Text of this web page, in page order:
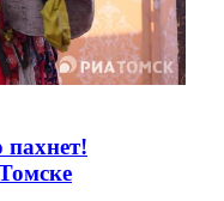
пахнет!